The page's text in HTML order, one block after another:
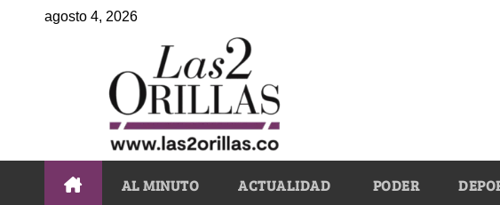
agosto 4, 2026
AL MINUTO ACTUALIDAD PODER